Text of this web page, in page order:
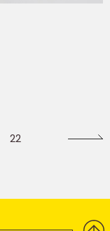
22